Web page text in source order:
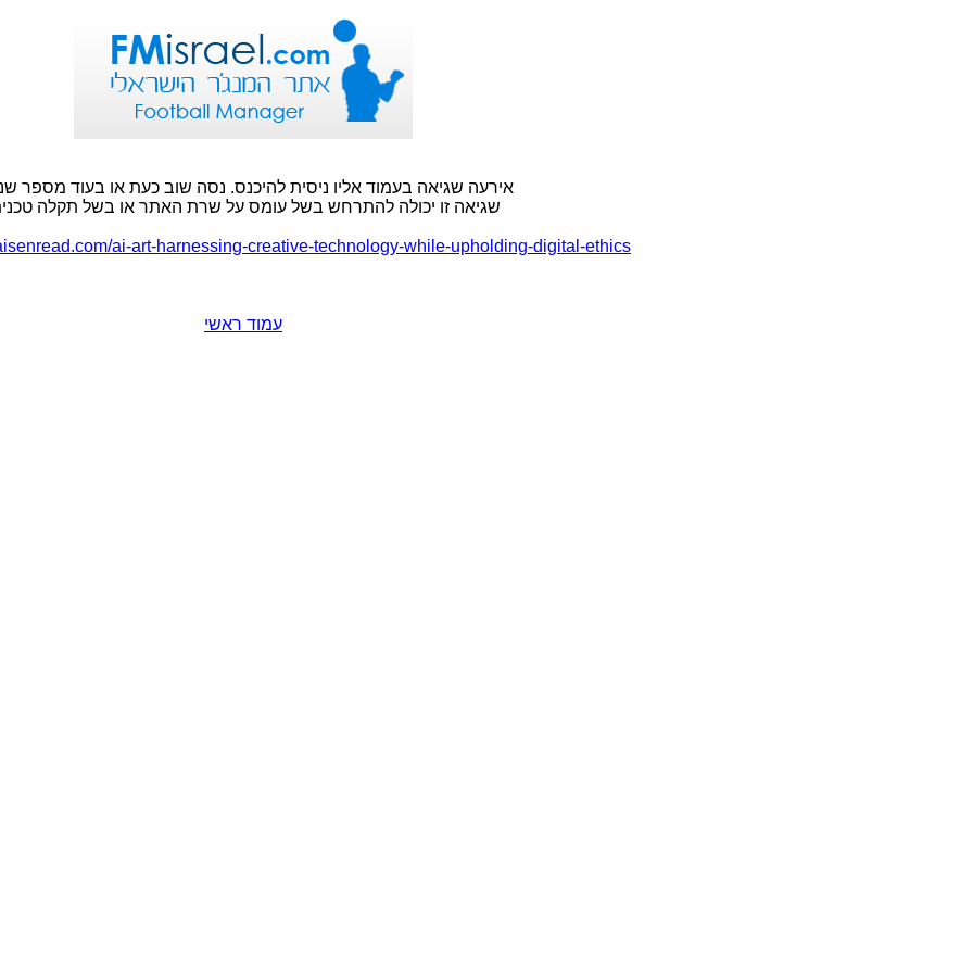
אירעה שגיאה בעמוד אליו ניסית להיכנס. נסה שוב כעת או בעוד מספר
שגיאה זו יכולה להתרחש בשל עומס על שרת האתר או בשל תקלה
ai-art-harnessing-creative-technology-while-upholding-digital-ethics/
עמוד ראשי